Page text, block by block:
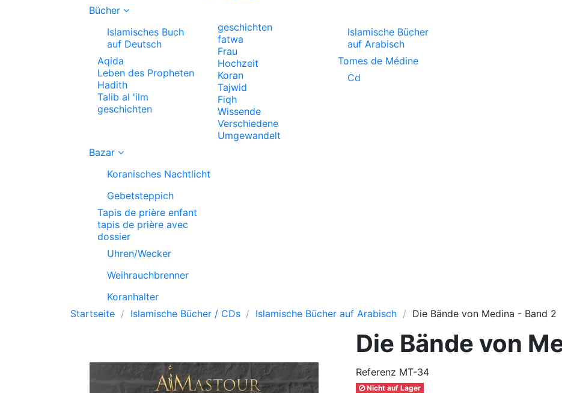
Bücher
Islamisches Buch
auf Deutsch
Aqida
Leben des Propheten
Hadith
Talib al 'ilm
geschichten
geschichten
fatwa
Frau
Hochzeit
Koran
Tajwid
Fiqh
Wissende
Verschiedene
Umgewandelt
Islamische Bücher
auf Arabisch
Tomes de Médine
Cd
Bazar
Koranisches Nachtlicht
Gebetsteppich
Tapis de prière enfant
tapis de prière avec
dossier
Uhren/Wecker
Weihrauchbrenner
Koranhalter
Startseite
Islamische Bücher / CDs Islamische Bücher auf Arabisch Die Bände von Medina - Band 2
Die Bände von
Referenz MT-34
Nicht auf Lager